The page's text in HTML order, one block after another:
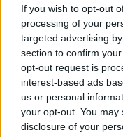
If you wish to opt-out
processing of your
targeted advertising
section to confirm
opt-out request is
interest-based ads
us or personal
your opt-out. You
disclosure of your
Mentre The Oasis si
sui palchi con la loro
belle frasi delle loro
PERDITA DURANGO